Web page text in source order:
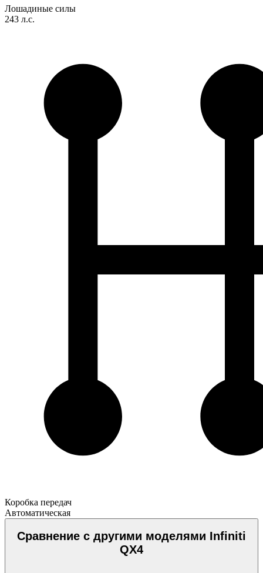
Лошадиные силы
243 л.с.
Коробка передач
Автоматическая
Сравнение с другими моделями Infiniti
QX4